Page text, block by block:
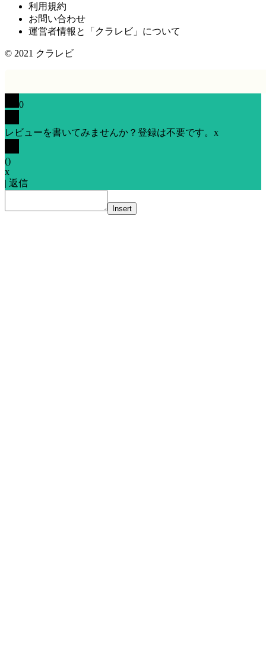
利用規約
お問い合わせ
運営者情報と「クラレビ」について
© 2021 クラレビ
0
レビューを書いてみませんか？登録は不要です。 x
()
x
| 返信
Insert